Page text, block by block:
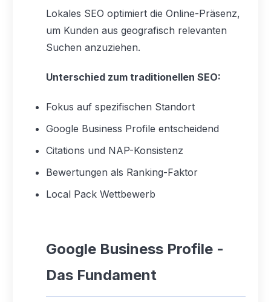
Lokales SEO optimiert die Online-Präsenz,
um Kunden aus geografisch relevanten
Suchen anzuziehen.
Unterschied zum traditionellen SEO:
Fokus auf spezifischen Standort
Google Business Profile entscheidend
Citations und NAP-Konsistenz
Bewertungen als Ranking-Faktor
Local Pack Wettbewerb
Google Business Profile -
Das Fundament